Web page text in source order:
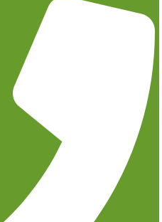
zentraler Baustein für
einen wirtschaftlichen
Hintergrund steigender
gesetzlicher Anforderungen
zeitgemäße Heizlösung – für